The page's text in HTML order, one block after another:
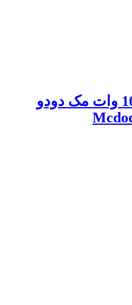
آداپتور شارژ 3 پورت 100 وات مک دودو